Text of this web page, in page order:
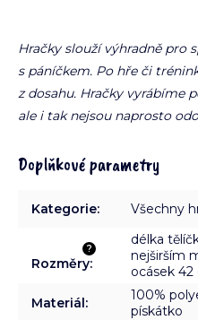
Hračky slouží výhradně pro
s páníčkem. Po hře či
z dosahu. Hračky vyrábíme
ale i tak nejsou naprosto
Doplňkové parametry
Kategorie: Všechny
?
Rozměry:
délka
nejširším
ocásek 42
Materiál:
100%
pískátko